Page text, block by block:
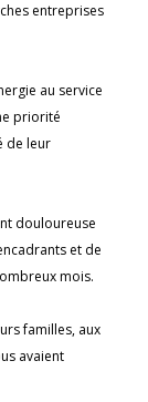
entreprises
au service
priorité
de leur
douloureuse
et de
mois.
familles, aux
avaient